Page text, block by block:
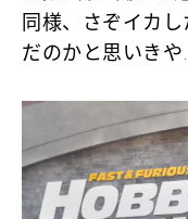
同様、さぞイカ
だのかと思いきや